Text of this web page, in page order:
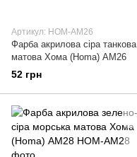
Артикул: HOM-AM26
Фарба акрилова сіра танкова
матова Хома (Homa) АМ26
52 грн